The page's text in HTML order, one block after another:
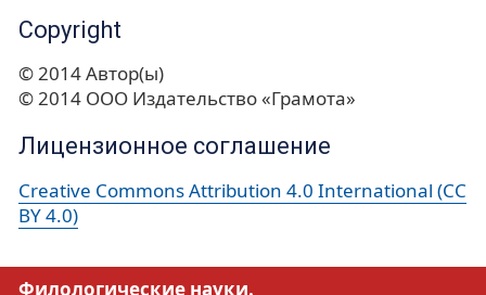
Copyright
© 2014 Автор(ы)
© 2014 ООО Издательство «Грамота»
Лицензионное соглашение
Creative Commons Attribution 4.0 International (CC
BY 4.0)
Филологические науки.